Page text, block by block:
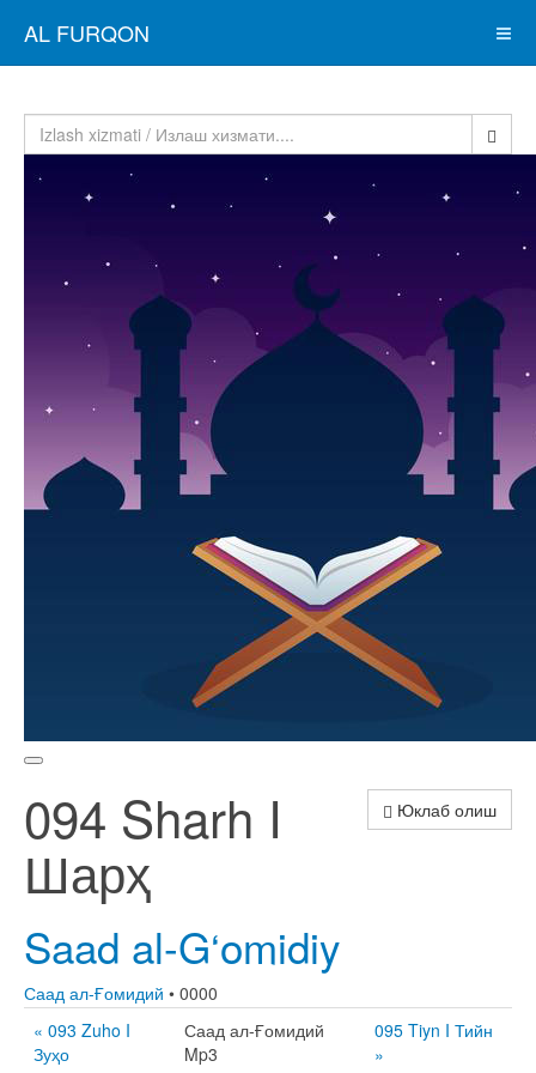
AL FURQON
Юклаб олиш
094 Sharh I
Шарҳ
Saad al-G‘omidiy
Саад ал-Ғомидий • 0000
« 093 Zuho I
Зуҳо
Саад ал-Ғомидий
Mp3
095 Tiyn I Тийн
»